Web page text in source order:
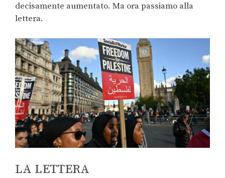
decisamente aumentato. Ma ora passiamo alla
lettera.
LA LETTERA